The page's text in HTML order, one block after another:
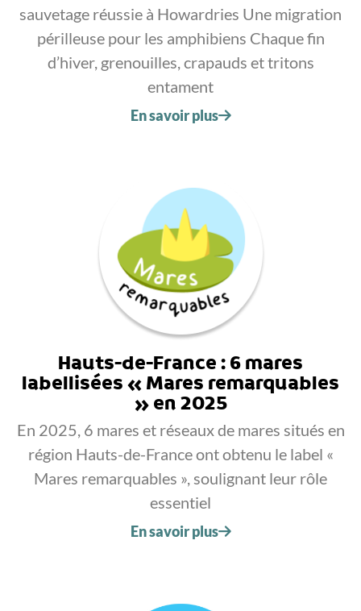
sauvetage réussie à Howardries Une migration
périlleuse pour les amphibiens Chaque fin
d’hiver, grenouilles, crapauds et tritons
entament
En savoir plus
Hauts-de-France : 6 mares
labellisées « Mares remarquables
» en 2025
En 2025, 6 mares et réseaux de mares situés en
région Hauts-de-France ont obtenu le label «
Mares remarquables », soulignant leur rôle
essentiel
En savoir plus